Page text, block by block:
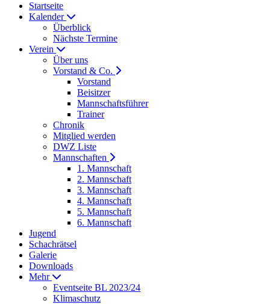
Startseite
Kalender
Überblick
Nächste Termine
Verein
Über uns
Vorstand & Co.
Vorstand
Beisitzer
Mannschaftsführer
Trainer
Chronik
Mitglied werden
DWZ Liste
Mannschaften
1. Mannschaft
2. Mannschaft
3. Mannschaft
4. Mannschaft
5. Mannschaft
6. Mannschaft
Jugend
Schachrätsel
Galerie
Downloads
Mehr
Eventseite BL 2023/24
Klimaschutz